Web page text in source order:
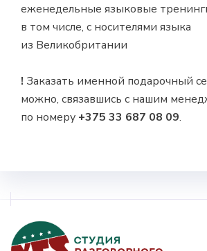
еженедельные языковые
в том числе, с носителями языка
из Великобритании
! Заказать именной подарочный
можно, связавшись с нашим
по номеру +375 33 687 08 09.